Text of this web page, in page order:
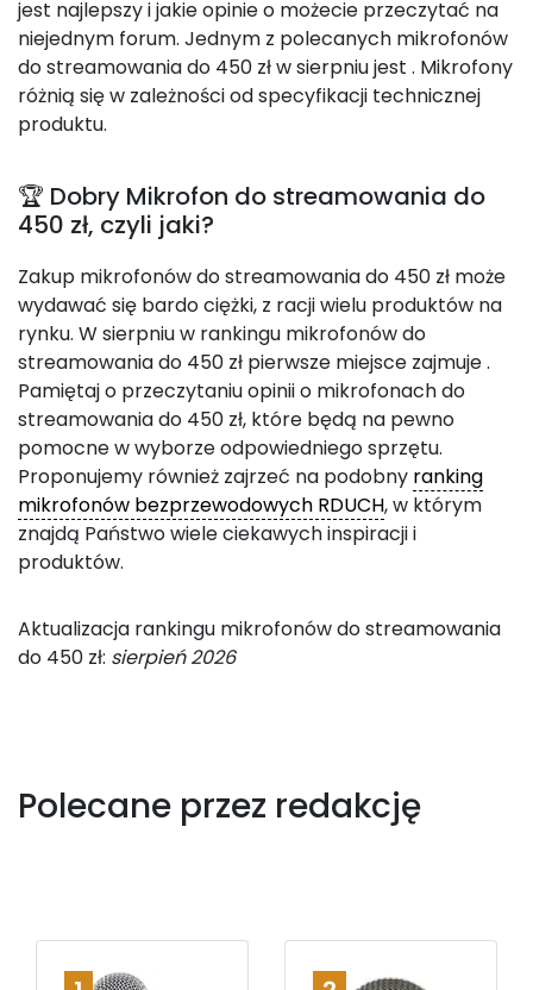
jest najlepszy i jakie opinie o możecie przeczytać na
niejednym forum. Jednym z polecanych mikrofonów
do streamowania do 450 zł w sierpniu jest . Mikrofony
różnią się w zależności od specyfikacji technicznej
produktu.
🏆 Dobry Mikrofon do streamowania do
450 zł, czyli jaki?
Zakup mikrofonów do streamowania do 450 zł może
wydawać się bardo ciężki, z racji wielu produktów na
rynku. W sierpniu w rankingu mikrofonów do
streamowania do 450 zł pierwsze miejsce zajmuje.
Pamiętaj o przeczytaniu opinii o mikrofonach do
streamowania do 450 zł, które będą na pewno
pomocne w wyborze odpowiedniego sprzętu.
Proponujemy również zajrzeć na podobny ranking
mikrofonów bezprzewodowych RDUCH, w którym
znajdą Państwo wiele ciekawych inspiracji i
produktów.
Aktualizacja rankingu mikrofonów do streamowania
do 450 zł: sierpień 2026
Polecane przez redakcję